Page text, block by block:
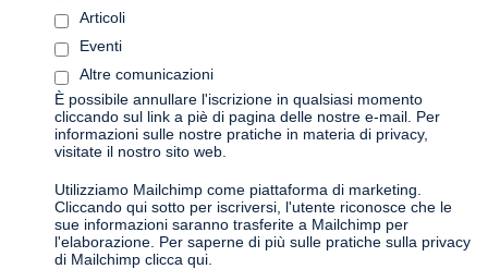
Articoli
Eventi
Altre comunicazioni
È possibile annullare l'iscrizione in qualsiasi momento
cliccando sul link a piè di pagina delle nostre e-mail. Per
informazioni sulle nostre pratiche in materia di privacy,
visitate il nostro sito web.
Utilizziamo Mailchimp come piattaforma di marketing.
Cliccando qui sotto per iscriversi, l'utente riconosce che le
sue informazioni saranno trasferite a Mailchimp per
l'elaborazione. Per saperne di più sulle pratiche sulla privacy
di Mailchimp clicca qui.